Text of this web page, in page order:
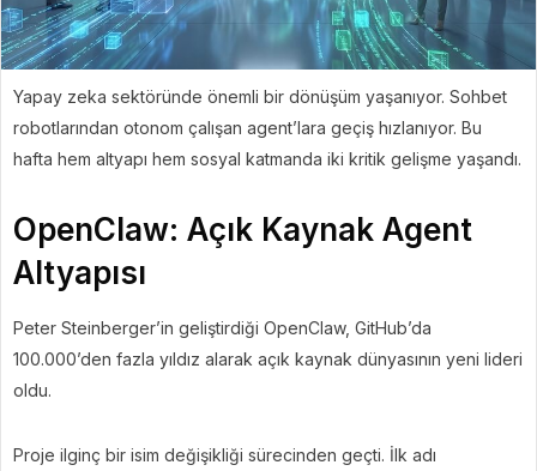
Yapay zeka sektöründe önemli bir dönüşüm yaşanıyor. Sohbet
robotlarından otonom çalışan agent’lara geçiş hızlanıyor. Bu
hafta hem altyapı hem sosyal katmanda iki kritik gelişme yaşandı.
OpenClaw: Açık Kaynak Agent
Altyapısı
Peter Steinberger’in geliştirdiği OpenClaw, GitHub’da
100.000’den fazla yıldız alarak açık kaynak dünyasının yeni lideri
oldu.
Proje ilginç bir isim değişikliği sürecinden geçti. İlk adı